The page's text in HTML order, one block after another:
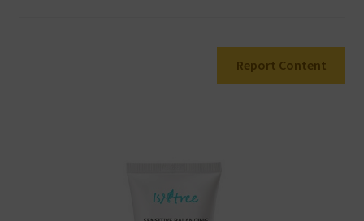
Report Content